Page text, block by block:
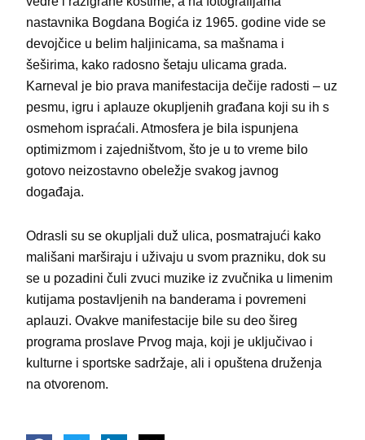
nastavnika Bogdana Bogića iz 1965. godine vide se
devojčice u belim haljinicama, sa mašnama i
šeširima, kako radosno šetaju ulicama grada.
Karneval je bio prava manifestacija dečije radosti – uz
pesmu, igru i aplauze okupljenih građana koji su ih s
osmehom ispraćali. Atmosfera je bila ispunjena
optimizmom i zajedništvom, što je u to vreme bilo
gotovo neizostavno obeležje svakog javnog
događaja.
Odrasli su se okupljali duž ulica, posmatrajući kako
mališani marširaju i uživaju u svom prazniku, dok su
se u pozadini čuli zvuci muzike iz zvučnika u limenim
kutijama postavljenih na banderama i povremeni
aplauzi. Ovakve manifestacije bile su deo šireg
programa proslave Prvog maja, koji je uključivao i
kulturne i sportske sadržaje, ali i opuštena druženja
na otvorenom.